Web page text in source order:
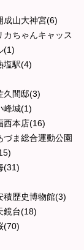
成山大神宮(6)
カちゃんキャッス
(1)
塩駅(4)
久間邸(3)
峰城(1)
西本店(16)
づま総合運動公園
(31)
積歴史博物館(3)
鏡台(18)
(70)